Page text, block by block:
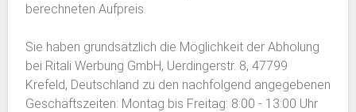
berechneten Aufpreis.
Sie haben grundsätzlich die Möglichkeit der Abholung
bei Ritali Werbung GmbH, Uerdingerstr. 8, 47799
Krefeld, Deutschland zu den nachfolgend angegebenen
Geschäftszeiten: Montag bis Freitag: 8:00 - 13:00 Uhr